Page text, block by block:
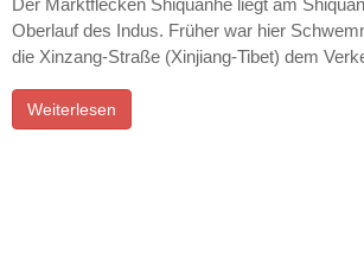
Oberlauf des Indus. Früher war hier
die Xinzang-Straße (Xinjiang-Tibet) dem
Weiterlesen